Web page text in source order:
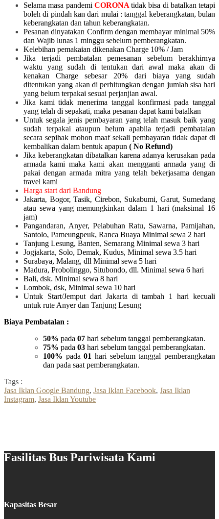
Selama masa pandemi CORONA tidak bisa di batalkan tetapi
boleh di pindah kan dari mulai :tanggal keberangkatan, bulan
keberangkatan dan tahun keberangkatan.
Pesanan dinyatakan Confirm dengan membayar minimal 50%
dan Wajib lunas 1 minggu sebelum pemberangkatan.
Kelebihan pemakaian dikenakan Charge 10% / Jam
Jika terjadi pembatalan pemesanan sebelum berakhirnya
waktu yang sudah di tentukan dari awal maka akan di
kenakan Charge sebesar 20% dari biaya yang sudah
ditentukan yang akan di perhitungkan dengan jumlah sisa hari
yang belum terpakai sesuai perjanjian awal.
Jika kami tidak menerima tanggal konfirmasi pada tanggal
yang telah di sepakati, maka pesanan dapat kami batalkan
Untuk segala jenis pembayaran yang telah masuk baik yang
sudah terpakai ataupun belum apabila terjadi pembatalan
secara sepihak mohon maaf sekali pembayaran tidak dapat di
kembalikan dalam bentuk apapun ( No Refund)
Jika keberangkatan dibatalkan karena adanya kerusakan pada
armada kami maka kami akan mengganti armada yang di
pakai dengan armada mitra yang telah bekerjasama dengan
travel kami
Harga start dari Bandung
Jakarta, Bogor, Tasik, Cirebon, Sukabumi, Garut, Sumedang
atau sewa yang memungkinkan dalam 1 hari (maksimal 16
jam)
Pangandaran, Anyer, Pelabuhan Ratu, Sawarna, Pamijahan,
Santolo, Pameungpeuk, Ranca Buaya Minimal sewa 2 hari
Tanjung Lesung, Banten, Semarang Minimal sewa 3 hari
Jogjakarta, Solo, Demak, Kudus, Minimal sewa 3.5 hari
Surabaya, Malang, dll Minimal sewa 5 hari
Madura, Probolinggo, Situbondo, dll. Minimal sewa 6 hari
Bali, dsk. Minimal sewa 8 hari
Lombok, dsk, Minimal sewa 10 hari
Untuk Start/Jemput dari Jakarta di tambah 1 hari kecuali
untuk rute Anyer dan Tanjung Lesung
Biaya Pembatalan :
50% pada 07 hari sebelum tanggal pemberangkatan.
75% pada 03 hari sebelum tanggal pemberangkatan.
100% pada01 hari sebelum tanggal pemberangkatan
dan pada saat pemberangkatan.
Tags :
Jasa Iklan Google Bandung, Jasa Iklan Facebook, Jasa Iklan
Instagram, Jasa Iklan Youtube
Fasilitas Bus Pariwisata Kami
Kapasitas Besar